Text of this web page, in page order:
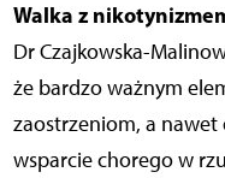
Walka z
Dr Czajkowska-
że bardzo ważnym
zaostrzeniom, a
wsparcie chorego w